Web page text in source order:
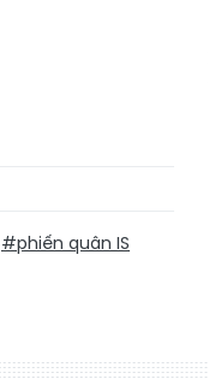
#phiến quân IS